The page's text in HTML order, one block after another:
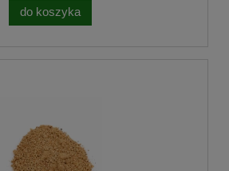
do koszyka